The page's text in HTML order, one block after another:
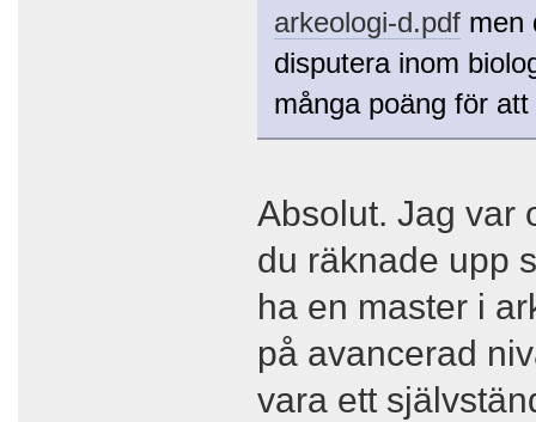
arkeologi-d.pdfmen
disputera inom
många poäng för
Absolut. Jag var
du räknade upp
ha en master i
på avancerad
vara ett